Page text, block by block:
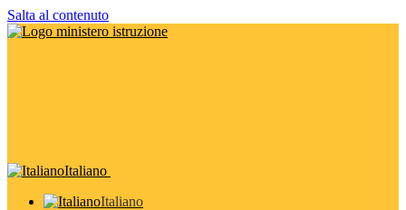
Salta al contenuto
Italiano
Italiano